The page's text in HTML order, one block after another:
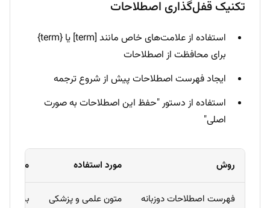
تکنیک قفل‌گذاری اصطلاحات
استفاده از علامت‌های خاص مانند [term] یا {term}
برای محافظت از اصطلاحات
ایجاد فهرست اصطلاحات پیش از شروع ترجمه
استفاده از دستور "حفظ این اصطلاحات به صورت
اصلی"
روش مورد استفاده میزان
فهرست اصطلاحات دوزبانه متون علمی و پزشکی بسیار